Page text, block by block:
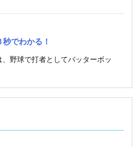
でわかる！
、野球で打者としてバッターボッ